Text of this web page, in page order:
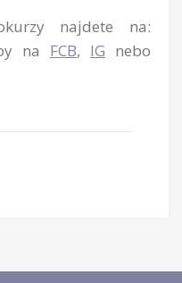
najdete na:
na FCB, IG nebo